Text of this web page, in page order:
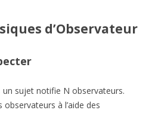
d’Observateur
sujet notifie N observateurs.
à l’aide des